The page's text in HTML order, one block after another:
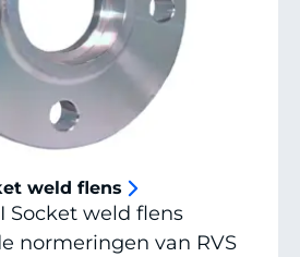
weld flens
Socket weld flens
normeringen van RVS